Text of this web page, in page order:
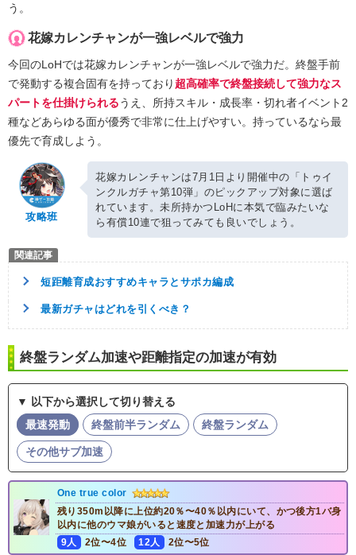
う。
花嫁カレンチャンが一強レベルで強力
今回のLoHでは花嫁カレンチャンが一強レベルで強力だ。終盤手前
で発動する複合固有を持っており 超高確率で終盤接続して強力なス
パートを仕掛けられるうえ、所持スキル・成長率・切れ者イベント2
種などあらゆる面が優秀で非常に仕上げやすい。持っているなら最
優先で育成しよう。
攻略班
花嫁カレンチャンは7月1日より開催中の「トゥイ
ンクルガチャ第10弾」のピックアップ対象に選ば
れています。未所持かつLoHに本気で臨みたいな
ら有償10連で狙ってみても良いでしょう。
短距離育成おすすめキャラとサポカ編成
最新ガチャはどれを引くべき？
終盤ランダム加速や距離指定の加速が有効
▼ 以下から選択して切り替える
最速発動
終盤前半ランダム 終盤ランダム
その他サブ加速
One true color
残り350m以降に上位約20％〜40％以内にいて、かつ後方1バ身
以内に他のウマ娘がいると速度と加速力が上がる
9人
2位〜4位 12人 2位〜5位